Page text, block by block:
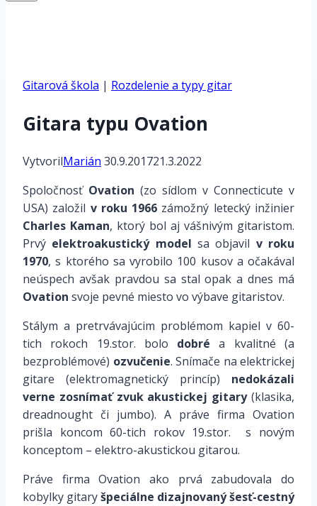
Gitarová škola | Rozdelenie a typy gitar
Gitara typu Ovation
VytvorilMarián 30.9.201721.3.2022
Spoločnosť Ovation (zo sídlom v Connecticute v
USA) založil v roku 1966 zámožný letecký inžinier
Charles Kaman, ktorý bol aj vášnivým gitaristom.
Prvý elektroakustický model sa objavil v roku
1970, s ktorého sa vyrobilo 100 kusov a očakával
neúspech avšak pravdou sa stal opak a dnes má
Ovation svoje pevné miesto vo výbave gitaristov.
Stálym a pretrvávajúcim problémom kapiel v 60-
tich rokoch 19.stor. bolo dobré a kvalitné (a
bezproblémové) ozvučenie. Snímače na elektrickej
gitare (elektromagnetický princíp) nedokázali
verne zosnímať zvuk akustickej gitary(klasika,
dreadnought či jumbo). A práve firma Ovation
prišla koncom 60-tich rokov 19.stor. s novým
konceptom – elektro-akustickou gitarou.
Práve firma Ovation ako prvá zabudovala do
kobylky gitaryšpeciálne dizajnovaný šesť-cestný